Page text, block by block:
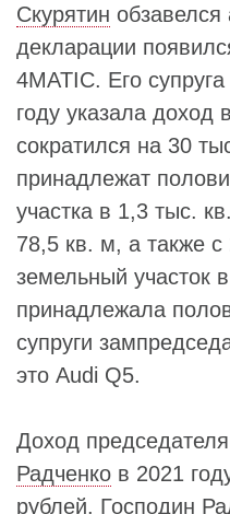
Скурятин
декларации
4MATIC. Его
году указала доход
сократился на 30
принадлежат
участка в 1,3 тыс.
78,5 кв. м, а также
земельный участок
принадлежала
супруги
это Audi Q5.
Доход председателя
Радченко в 2021
рублей. Господин